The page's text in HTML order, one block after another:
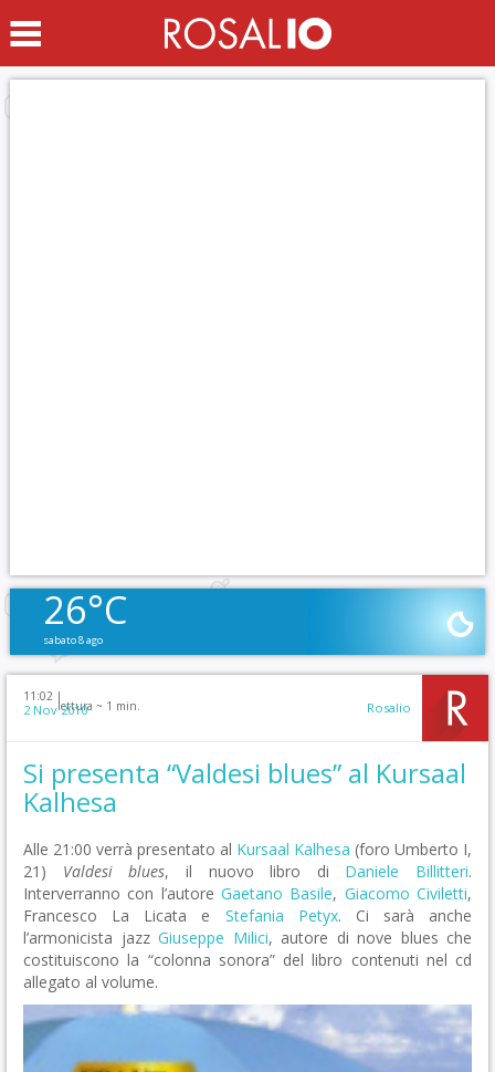
26°C
sabato 8 ago
11:02 |
lettura ~ 1 min.
2 Nov 2010 Rosalio
Si presenta “Valdesi blues” al Kursaal
Kalhesa
Alle 21:00 verrà presentato al Kursaal Kalhesa (foro Umberto I,
21) Valdesi blues, il nuovo libro di Daniele Billitteri.
Interverranno con l’autore Gaetano Basile, Giacomo Civiletti,
Francesco La Licata e Stefania Petyx. Ci sarà anche
l’armonicista jazz Giuseppe Milici, autore di nove blues che
costituiscono la “colonna sonora” del libro contenuti nel cd
allegato al volume.